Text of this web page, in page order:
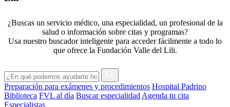
¿Buscas un servicio médico, una especialidad, un profesional de la
salud o información sobre citas y programas?
Usa nuestro buscador inteligente para acceder fácilmente a todo lo
que ofrece la Fundación Valle del Lili.
Preparación para exámenes y procedimientos Hospital Padrino
Biblioteca FVL al día Buscar especialidad Agenda tu cita
Especialistas